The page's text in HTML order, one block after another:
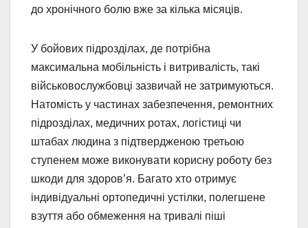
до хронічного болю вже за кілька місяців.
У бойових підрозділах, де потрібна
максимальна мобільність і витривалість, такі
військовослужбовці зазвичай не затримуються.
Натомість у частинах забезпечення, ремонтних
підрозділах, медичних ротах, логістиці чи
штабах людина з підтвердженою третьою
ступенем може виконувати корисну роботу без
шкоди для здоров’я. Багато хто отримує
індивідуальні ортопедичні устілки, полегшене
взуття або обмеження на тривалі піші